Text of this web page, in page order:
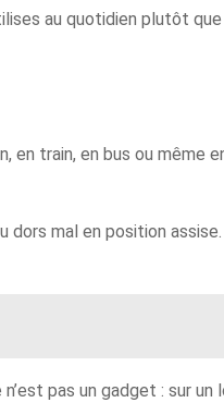
au quotidien plutôt
train, en bus ou même
mal en position assise.
pas un gadget : sur un